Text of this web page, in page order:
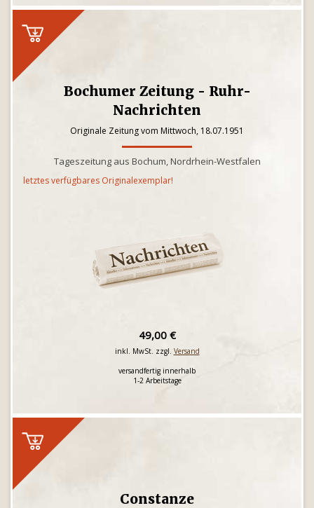
Bochumer Zeitung - Ruhr-
Nachrichten
Originale Zeitung vom Mittwoch, 18.07.1951
Tageszeitung aus Bochum, Nordrhein-Westfalen
letztes verfügbares Originalexemplar!
49,00 €
inkl. MwSt. zzgl. Versand
versandfertig innerhalb
1-2 Arbeitstage
Constanze